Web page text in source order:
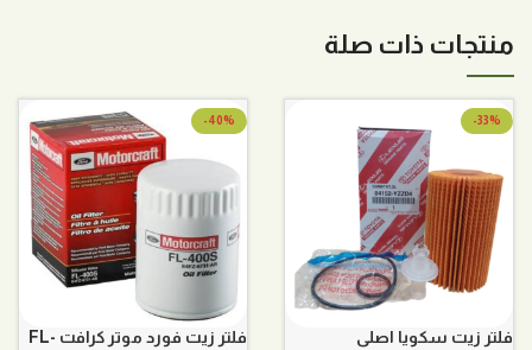
منتجات ذات صلة
-33%
فلتر زيت سكويا اصلي
-40%
فلتر زيت فورد موتر كرافت FL-